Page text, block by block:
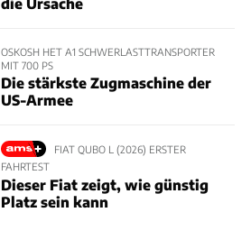
OSKOSH HET A1 SCHWERLASTTRANSPORTER
MIT 700 PS
Die stärkste Zugmaschine der
US-Armee
FIAT QUBO L (2026) ERSTER
FAHRTEST
Dieser Fiat zeigt, wie günstig
Platz sein kann